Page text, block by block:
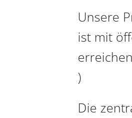
Unsere
ist mit
)
Die